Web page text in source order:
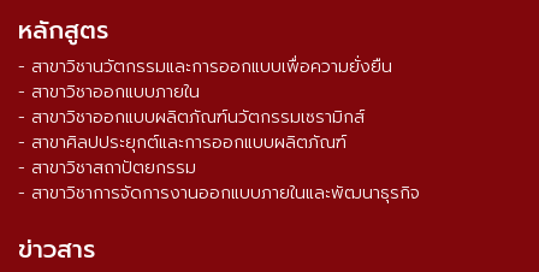
หลักสูตร
- สาขาวิชานวัตกรรมและการออกแบบเพื่อความยั่งยืน
- สาขาวิชาออกแบบภายใน
- สาขาวิชาออกแบบผลิตภัณฑ์นวัตกรรมเซรามิกส์
- สาขาศิลปประยุกต์และการออกแบบผลิตภัณฑ์
- สาขาวิชาสถาปัตยกรรม
- สาขาวิชาการจัดการงานออกแบบภายในและพัฒนาธุรกิจ
ข่าวสาร